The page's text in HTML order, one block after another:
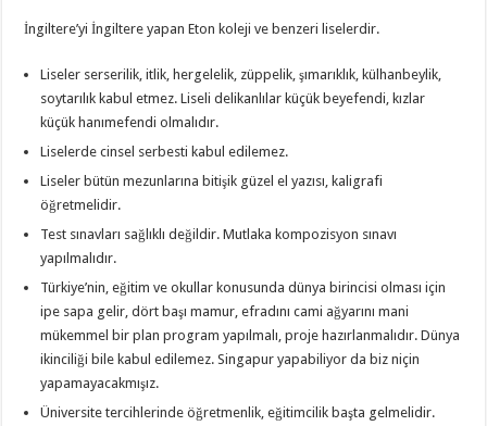
İngiltere’yi İngiltere yapan Eton koleji ve benzeri liselerdir.
Liseler serserilik, itlik, hergelelik, züppelik, şımarıklık, külhanbeylik,
soytarılık kabul etmez. Liseli delikanlılar küçük beyefendi, kızlar
küçük hanımefendi olmalıdır.
Liselerde cinsel serbesti kabul edilemez.
Liseler bütün mezunlarına bitişik güzel el yazısı, kaligrafi
öğretmelidir.
Test sınavları sağlıklı değildir. Mutlaka kompozisyon sınavı
yapılmalıdır.
Türkiye’nin, eğitim ve okullar konusunda dünya birincisi olması için
ipe sapa gelir, dört başı mamur, efradını cami ağyarını mani
mükemmel bir plan program yapılmalı, proje hazırlanmalıdır. Dünya
ikinciliği bile kabul edilemez. Singapur yapabiliyor da biz niçin
yapamayacakmışız.
Üniversite tercihlerinde öğretmenlik, eğitimcilik başta gelmelidir.